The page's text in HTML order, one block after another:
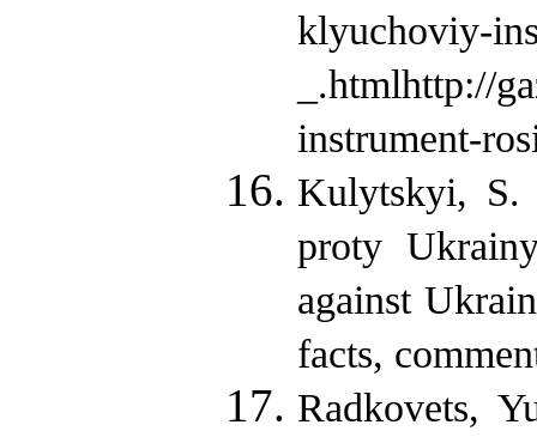
klyuchoviy-
_.htmlhttp://
instrument-
Kulytskyi, S.
proty
against
facts,
Radkovets,